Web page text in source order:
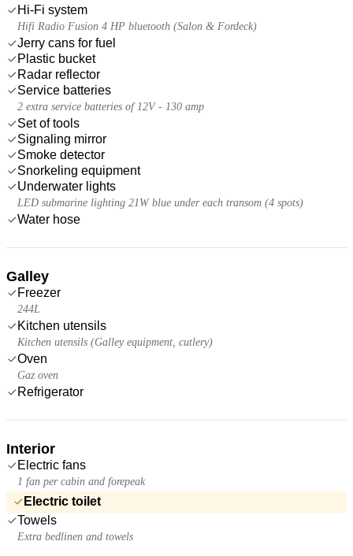
Hi-Fi system
Hifi Radio Fusion 4 HP bluetooth (Salon & Fordeck)
Jerry cans for fuel
Plastic bucket
Radar reflector
Service batteries
2 extra service batteries of 12V - 130 amp
Set of tools
Signaling mirror
Smoke detector
Snorkeling equipment
Underwater lights
LED submarine lighting 21W blue under each transom (4 spots)
Water hose
Galley
Freezer
244L
Kitchen utensils
Kitchen utensils (Galley equipment, cutlery)
Oven
Gaz oven
Refrigerator
Interior
Electric fans
1 fan per cabin and forepeak
Electric toilet
Towels
Extra bedlinen and towels